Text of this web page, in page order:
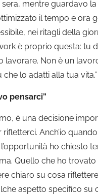
mentre guardavo la
il tempo e ora
nei ritagli della
è proprio questa: tu
lavorare. Non è un
che lo adatti alla tua vita.”
pensarci”
è una decisione
Anch’io
ho chiesto
Quello che ho trovato
chiaro su cosa
aspetto specifico su